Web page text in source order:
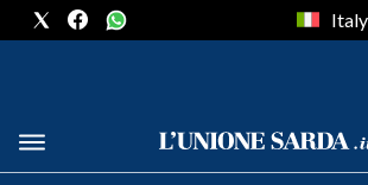
METEO
Italy